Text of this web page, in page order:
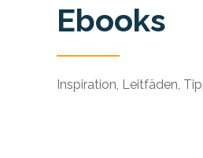
Ebooks
Inspiration, Leitfäden,